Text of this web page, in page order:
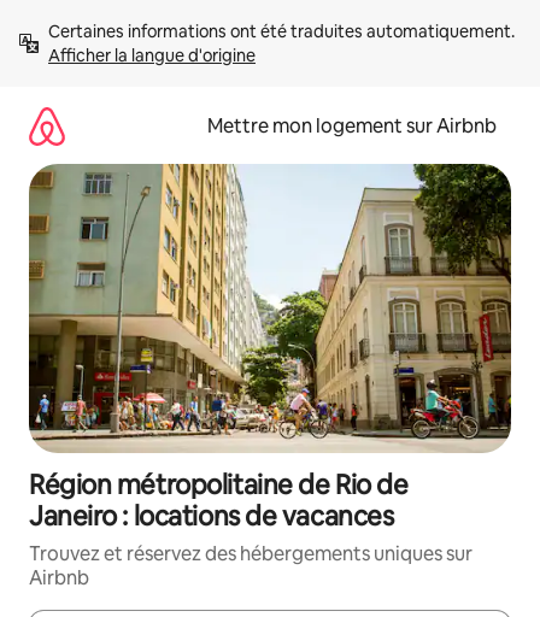
directement
Afficher la langue d'origine
Mettre mon logement sur Airbnb
Région métropolitaine de Rio de
Janeiro : locations de vacances
Trouvez et réservez des hébergements uniques sur
Airbnb